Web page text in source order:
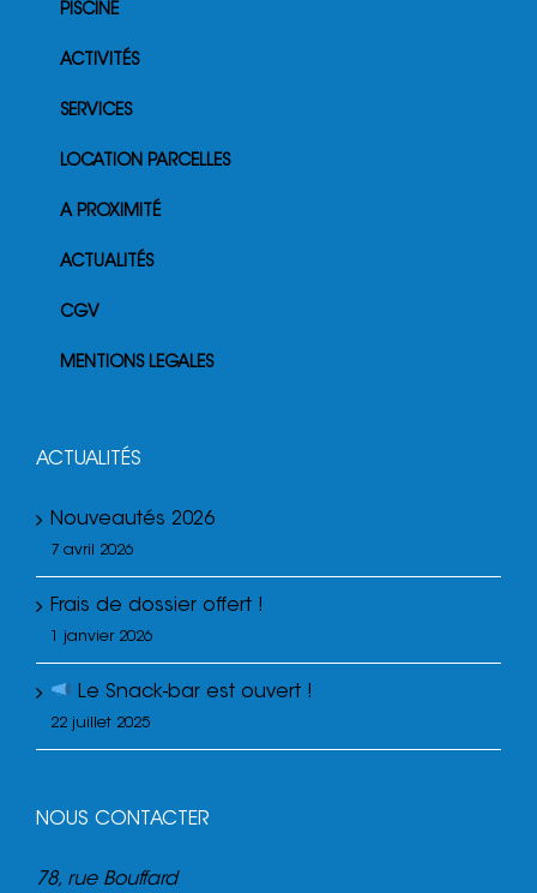
PISCINE
ACTIVITÉS
SERVICES
LOCATION PARCELLES
A PROXIMITÉ
ACTUALITÉS
CGV
MENTIONS LEGALES
ACTUALITÉS
Nouveautés 2026
7 avril 2026
Frais de dossier offert !
1 janvier 2026
Le Snack-bar est ouvert !
22 juillet 2025
NOUS CONTACTER
78, rue Bouffard